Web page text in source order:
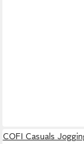
COFI Casuals